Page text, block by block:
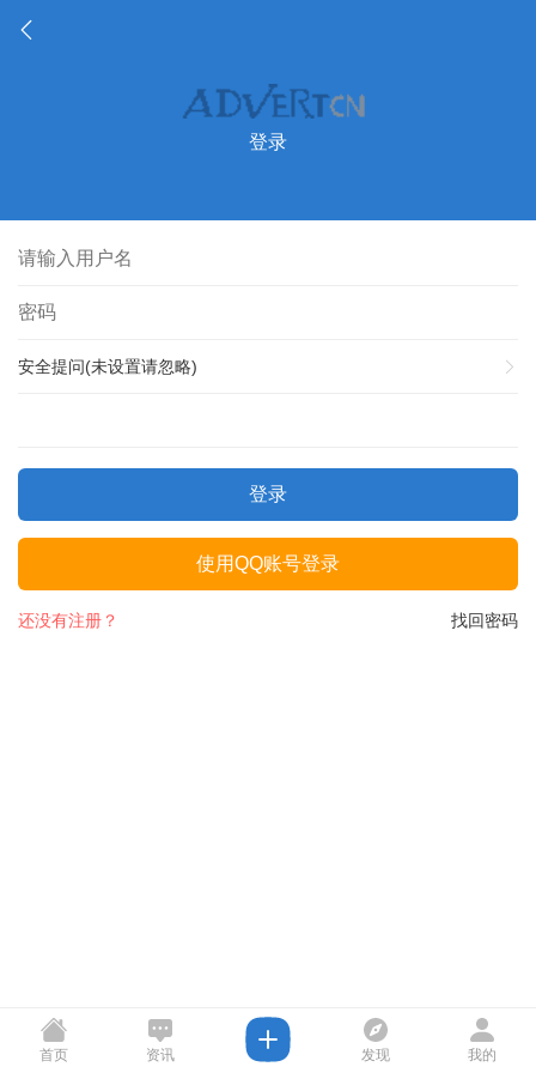
登录
安全提问(未设置请忽略)
登录
使用QQ账号登录
找回密码
还没有注册？
首页 资讯 发现 我的